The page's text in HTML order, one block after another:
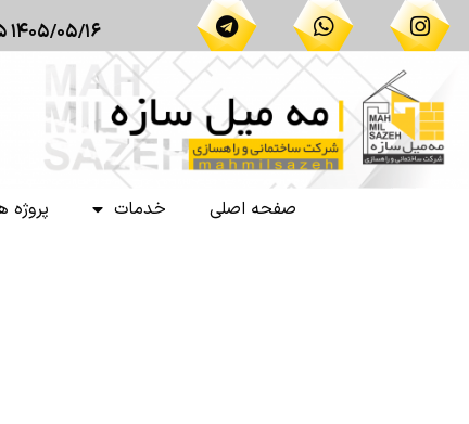
۱۴۰۵/۰۵/۱۶ ۱۳:۲۵
صفحه اصلی خدمات پروژه